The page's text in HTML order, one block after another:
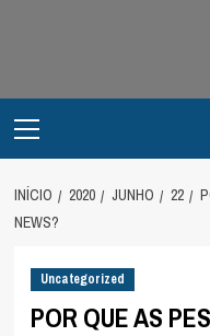
Menu
INÍCIO 2020 JUNHO 22
NEWS?
Uncategorized
POR QUE AS